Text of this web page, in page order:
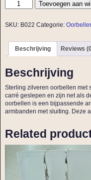
Toevoegen aan
SKU: B022 Categorie:
Beschrijving Reviews
Beschrijving
Sterling zilveren oorbellen met
carré geslepen en zijn net als
oorbellen is een bijpassende
armbanden met sluiting. Deze
Related